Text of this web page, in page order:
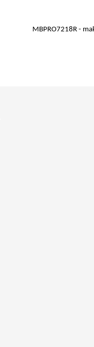
MBPRO7218R -